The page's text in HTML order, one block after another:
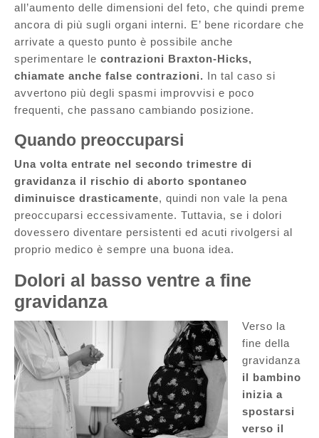
all’aumento delle dimensioni del feto, che quindi preme
ancora di più sugli organi interni. E’ bene ricordare che
arrivate a questo punto è possibile anche
sperimentare le contrazioni Braxton-Hicks,
chiamate anche false contrazioni. In tal caso si
avvertono più degli spasmi improvvisi e poco
frequenti, che passano cambiando posizione.
Quando preoccuparsi
Una volta entrate nel secondo trimestre di
gravidanza il rischio di aborto spontaneo
diminuisce drasticamente, quindi non vale la pena
preoccuparsi eccessivamente. Tuttavia, se i dolori
dovessero diventare persistenti ed acuti rivolgersi al
proprio medico è sempre una buona idea.
Dolori al basso ventre a fine
gravidanza
Verso la
fine della
gravidanza
il bambino
inizia a
spostarsi
verso il